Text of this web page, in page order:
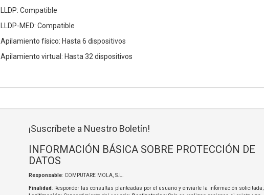
LLDP: Compatible
LLDP-MED: Compatible
Apilamiento físico: Hasta 6 dispositivos
Apilamiento virtual: Hasta 32 dispositivos
¡Suscríbete a Nuestro Boletín!
INFORMACIÓN BÁSICA SOBRE PROTECCIÓN DE
DATOS
Responsable: COMPUTARE MOLA, S.L.
Finalidad: Responder las consultas planteadas por el usuario y enviarle la información solicitada;